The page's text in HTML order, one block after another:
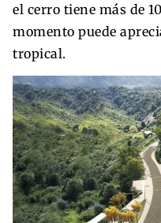
el cerro tiene más de
momento puede
tropical.